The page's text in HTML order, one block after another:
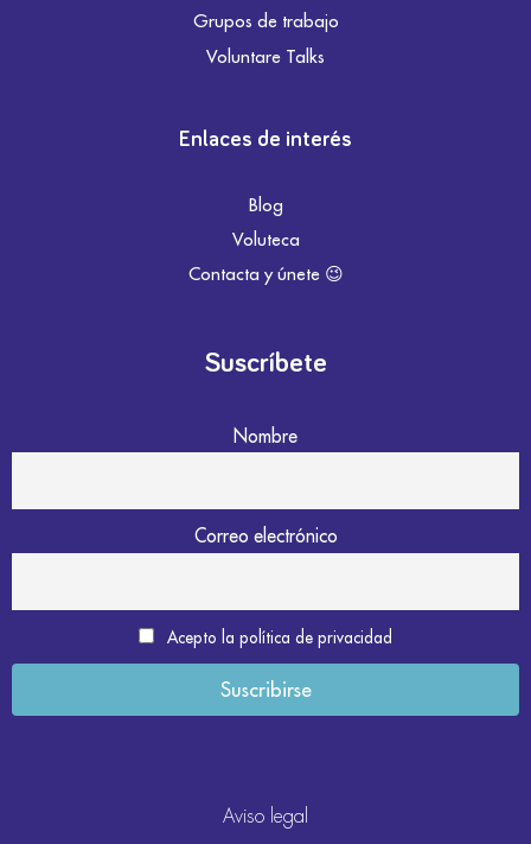
Grupos de trabajo
Voluntare Talks
Enlaces de interés
Blog
Voluteca
Contacta y únete 😉
Suscríbete
Nombre
Correo electrónico
Acepto la política de privacidad
Aviso legal